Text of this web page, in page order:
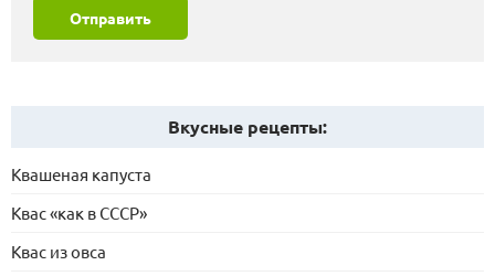
Отправить
Вкусные рецепты:
Квашеная капуста
Квас «как в СССР»
Квас из овса